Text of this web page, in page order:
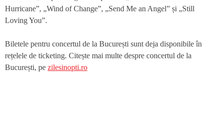
Hurricane”, „Wind of Change”, „Send Me an Angel” și „Still
Loving You”.
Biletele pentru concertul de la București sunt deja disponibile în
rețelele de ticketing. Citește mai multe despre concertul de la
București, pe zilesinopti.ro